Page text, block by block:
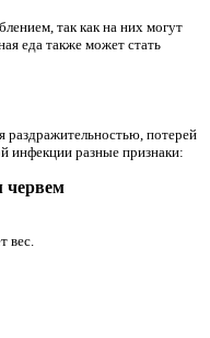
так как на них могут
еда также может стать
раздражительностью, потерей
инфекции разные признаки:
червем
вес.